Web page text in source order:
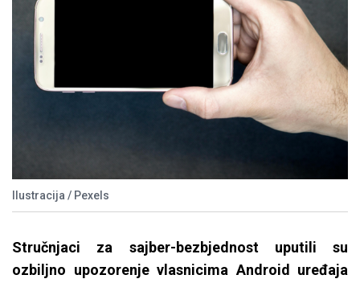
Ilustracija / Pexels
Stručnjaci za sajber-bezbjednost uputili su
ozbiljno upozorenje vlasnicima Android uređaja